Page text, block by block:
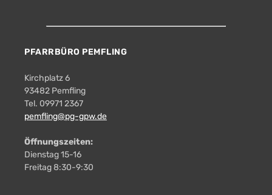
PFARRBÜRO PEMFLING
Kirchplatz 6
93482 Pemfling
Tel. 09971 2367
pemfling@pg-gpw.de
Öffnungszeiten:
Dienstag 15-16
Freitag 8:30-9:30